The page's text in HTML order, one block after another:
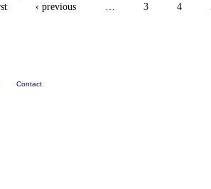
‹ previous … 3 4
Contact